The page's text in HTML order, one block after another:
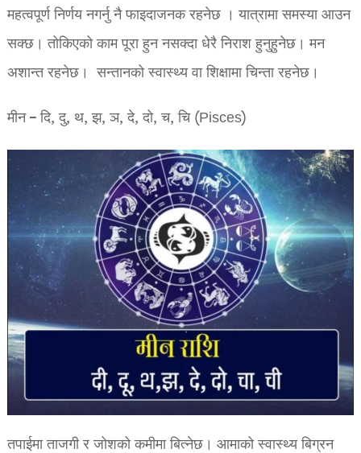
महत्वपूर्ण निर्णय नगर्नु नै फाइदाजनक रहनेछ । यात्रामा समस्या आउन
सक्छ। तोकिएको काम पूरा हुन नसक्दा धेरै निराश हुनुहुनेछ। मन
अशान्त रहनेछ। सन्तानको स्वास्थ्य वा शिक्षामा चिन्ता रहनेछ।
मीन – दि, दु, थ, झ, ञ, दे, दो, च, चि (Pisces)
तपाईमा ताजगी र जोशको कमीमा बित्नेछ। आमाको स्वास्थ्य बिग्रन